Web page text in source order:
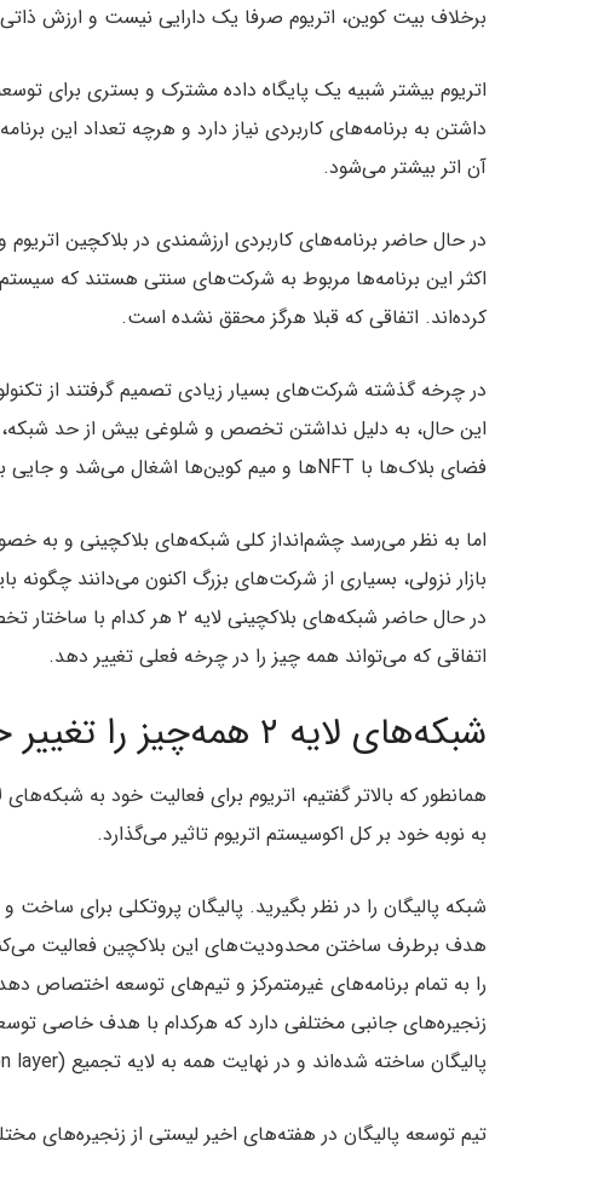
برخلاف بیت کوین، اتریوم صرفا یک دارایی نیست و ارزش ذاتی
اتریوم بیشتر شبیه یک پایگاه داده مشترک و بستری برای
داشتن به برنامه‌های کاربردی نیاز دارد و هرچه تعداد این
آن اتر بیشتر می‌شود.
اکثر این برنامه‌ها مربوط به شرکت‌های سنتی هستند که
کرده‌اند. اتفاقی که قبلا هرگز محقق نشده است.
در چرخه‌ گذشته شرکت‌های بسیار زیادی تصمیم گرفتند از
این حال، به دلیل نداشتن تخصص و شلوغی بیش از حد شبکه،
فضای بلاک‌ها با NFTها و میم کوین‌ها اشغال می‌شد و جایی برای توسعه و کاربرد بیشتر باقی نمی‌ماند.
بازار نزولی، بسیاری از شرکت‌های بزرگ اکنون می‌دانند چگونه
در حال حاضر شبکه‌های بلاکچینی
اتفاقی که می‌تواند همه چیز را در چرخه فعلی تغییر دهد.
شبکه‌های لایه ۲ همه‌چیز را تغییر خواهند داد
به نوبه خود بر کل اکوسیستم اتریوم تاثیر می‌گذارد.
شبکه پالیگان را در نظر بگیرید. پالیگان پروتکلی برای ساخت
هدف برطرف ساختن محدودیت‌های این بلاکچین فعالیت
پالیگان ساخته شده‌اند و در نهایت همه به لایه تجمیع (aggregation layer) این شبکه متصل هستند.
تیم توسعه پالیگان در هفته‌های اخیر لیستی از زنجیره‌های